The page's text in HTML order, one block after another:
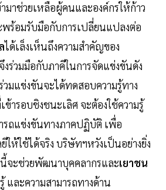
ามาช่วยเหลือผู้คนและองค์กรให้ก้าว
ร้อมรับมือกับการเปลี่ยนแปลงต่อ
ได้เล็งเห็นถึงความสำคัญของ
ร่วมมือกับภาคีในการจัดแข่งขันดัง
วมแข่งขันจะได้ทดสอบความรู้ทาง
ารอบชิงชนะเลิศ จะต้องใช้ความรู้
ถแข่งขันทางภาคปฏิบัติ เพื่อ
ให้ใช้ได้จริง บริษัทฯหวังเป็นอย่างยิ่ง
นี้จะช่วยพัฒนาบุคคลากรและเยาชน
และความสามารถทางด้าน